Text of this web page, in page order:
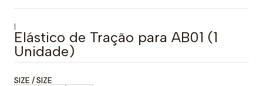
|
Elástico de Tração para AB01 (1
Unidade)
SIZE / SIZE